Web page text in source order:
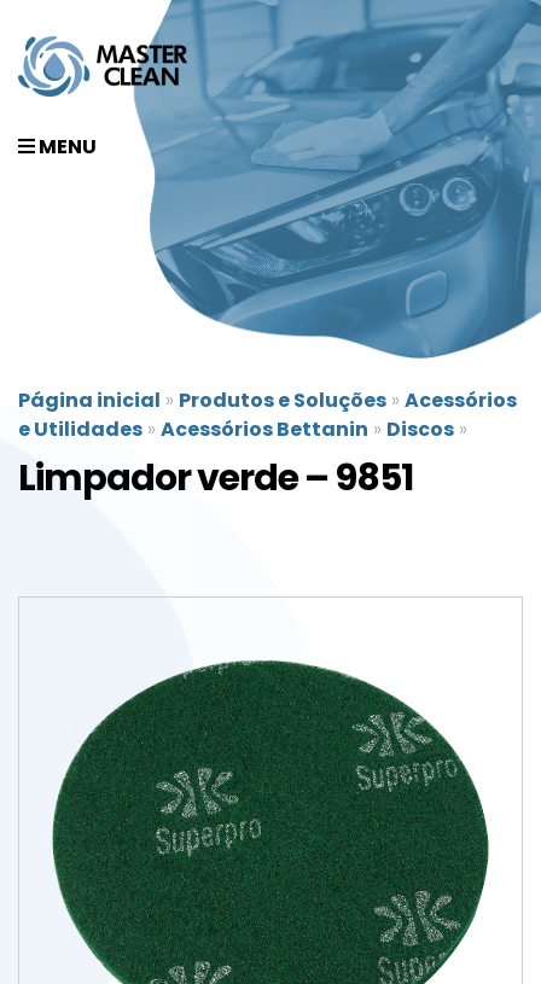
MENU
Página inicial » Produtos e Soluções » Acessórios
e Utilidades » Acessórios Bettanin » Discos »
Limpador verde – 9851